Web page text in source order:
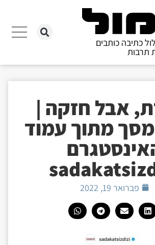
כתיבה כותבים
תרבות
אבל חזקה |
מסך מתוך עמוד
פברואר 19, 2022